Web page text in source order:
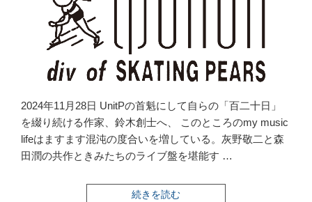
2024年11月28日 UnitPの首魁にして自らの「百二十日」
を綴り続ける作家、鈴木創士へ、 このところのmy music
lifeはますます混沌の度合いを増している。灰野敬二と森
田潤の共作ときみたちのライブ盤を堪能す …
“騒
続きを読む